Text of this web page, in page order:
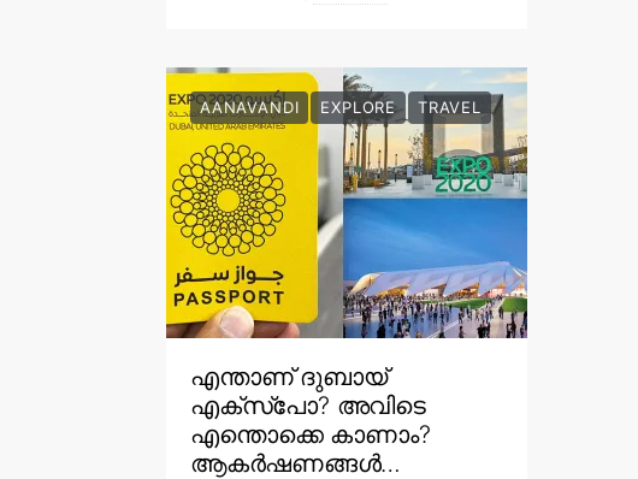
AANAVANDI EXPLORE TRAVEL
എന്താണ് ദുബായ്
എക്സ്പോ? അവിടെ
എന്തൊക്കെ കാണാം?
ആകർഷണങ്ങൾ…